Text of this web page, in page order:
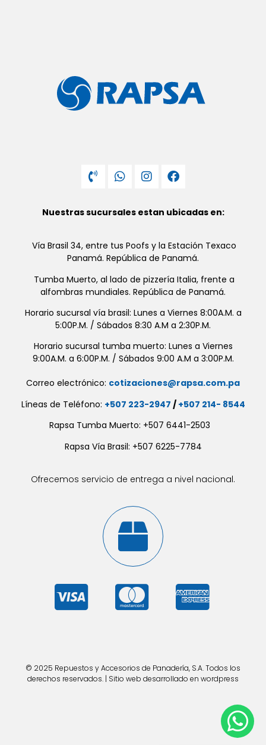
Nuestras sucursales estan ubicadas en:
Vía Brasil 34, entre tus Poofs y la Estación Texaco
Panamá. República de Panamá.
Tumba Muerto, al lado de pizzería Italia, frente a
alfombras mundiales. República de Panamá.
Horario sucursal vía brasil: Lunes a Viernes 8:00A.M. a
5:00P.M. / Sábados 8:30 A.M a 2:30P.M.
Horario sucursal tumba muerto: Lunes a Viernes
9:00A.M. a 6:00P.M. / Sábados 9:00 A.M a 3:00P.M.
Correo electrónico: cotizaciones@rapsa.com.pa
Líneas de Teléfono: +507 223-2947 / +507 214- 8544
Rapsa Tumba Muerto: +507 6441-2503
Rapsa Vía Brasil: +507 6225-7784
Ofrecemos servicio de entrega a nivel nacional.
© 2025 Repuestos y Accesorios de Panadería, S.A. Todos los
derechos reservados. | Sitio web desarrollado en wordpress